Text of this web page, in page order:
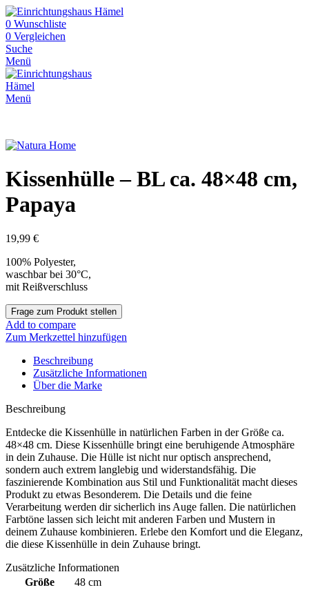
0 Wunschliste
0 Vergleichen
Suche
Menü
Menü
Kissenhülle – BL ca. 48×48 cm,
Papaya
19,99 €
100% Polyester,
waschbar bei 30°C,
mit Reißverschluss
Add to compare
Zum Merkzettel hinzufügen
Beschreibung
Zusätzliche Informationen
Über die Marke
Beschreibung
Entdecke die Kissenhülle in natürlichen Farben in der Größe ca.
48×48 cm. Diese Kissenhülle bringt eine beruhigende Atmosphäre
in dein Zuhause. Die Hülle ist nicht nur optisch ansprechend,
sondern auch extrem langlebig und widerstandsfähig. Die
faszinierende Kombination aus Stil und Funktionalität macht dieses
Produkt zu etwas Besonderem. Die Details und die feine
Verarbeitung werden dir sicherlich ins Auge fallen. Die natürlichen
Farbtöne lassen sich leicht mit anderen Farben und Mustern in
deinem Zuhause kombinieren. Erlebe den Komfort und die Eleganz,
die diese Kissenhülle in dein Zuhause bringt.
Zusätzliche Informationen
Größe
48 cm